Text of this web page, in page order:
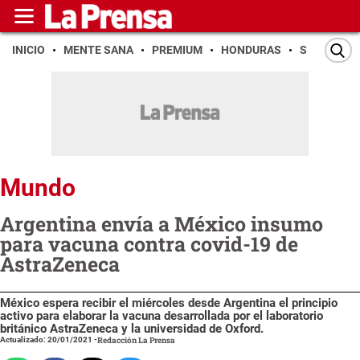
INICIO MENTE SANA PREMIUM HONDURAS SAN PEDRO
Mundo
Argentina envía a México insumo
para vacuna contra covid-19 de
AstraZeneca
México espera recibir el miércoles desde Argentina el principio
activo para elaborar la vacuna desarrollada por el laboratorio
británico AstraZeneca y la universidad de Oxford.
Actualizado: 20/01/2021 -Redacción La Prensa